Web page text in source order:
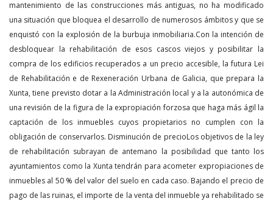
mantenimiento de las construcciones más antiguas, no ha modificado
una situación que bloquea el desarrollo de numerosos ámbitos y que se
enquistó con la explosión de la burbuja inmobiliaria.Con la intención de
desbloquear la rehabilitación de esos cascos viejos y posibilitar la
compra de los edificios recuperados a un precio accesible, la futura Lei
de Rehabilitación e de Rexeneración Urbana de Galicia, que prepara la
Xunta, tiene previsto dotar a la Administración local y a la autonómica de
una revisión de la figura de la expropiación forzosa que haga más ágil la
captación de los inmuebles cuyos propietarios no cumplen con la
obligación de conservarlos. Disminución de precioLos objetivos de la ley
de rehabilitación subrayan de antemano la posibilidad que tanto los
ayuntamientos como la Xunta tendrán para acometer expropiaciones de
inmuebles al 50 % del valor del suelo en cada caso. Bajando el precio de
pago de las ruinas, el importe de la venta del inmueble ya rehabilitado se